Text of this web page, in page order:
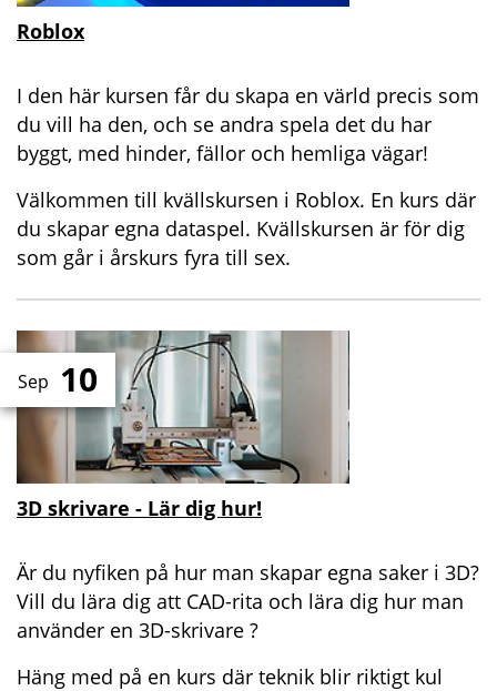
Roblox
I den här kursen får du skapa en värld precis som
du vill ha den, och se andra spela det du har
byggt, med hinder, fällor och hemliga vägar!
Välkommen till kvällskursen i Roblox. En kurs där
du skapar egna dataspel. Kvällskursen är för dig
som går i årskurs fyra till sex.
Sep 10
3D skrivare - Lär dig hur!
Är du nyfiken på hur man skapar egna saker i 3D?
Vill du lära dig att CAD-rita och lära dig hur man
använder en 3D-skrivare ?
Häng med på en kurs där teknik blir riktigt kul